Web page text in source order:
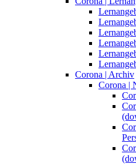
Corona | Archiv
Corona |